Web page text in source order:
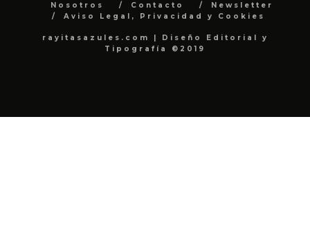
Nosotros Contacto
Newsletter
Aviso Legal, Privacidad y Cookies
rayitasazules.com | Diseño Editorial y
Tipografía ©2019